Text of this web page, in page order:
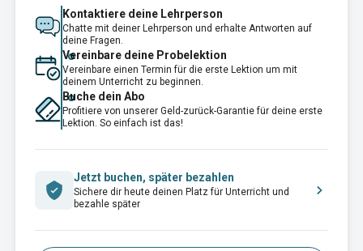
Kontaktiere deine Lehrperson
Chatte mit deiner Lehrperson und erhalte Antworten auf
deine Fragen.
Vereinbare deine Probelektion
Vereinbare einen Termin für die erste Lektion um mit
deinem Unterricht zu beginnen.
Buche dein Abo
Profitiere von unserer Geld-zurück-Garantie für deine erste
Lektion. So einfach ist das!
Jetzt buchen, später bezahlen
Sichere dir heute deinen Platz für Unterricht und
bezahle später